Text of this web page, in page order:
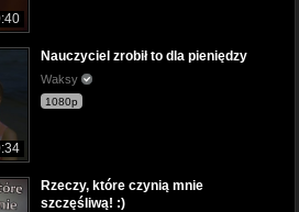
Nauczyciel zrobił to dla pieniędzy
Waksy
1080p
Rzeczy, które czynią mnie
szczęśliwą! :)